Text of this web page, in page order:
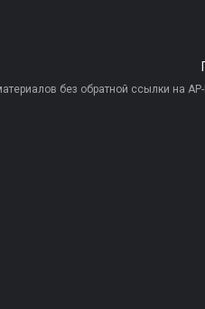
без обратной ссылки на